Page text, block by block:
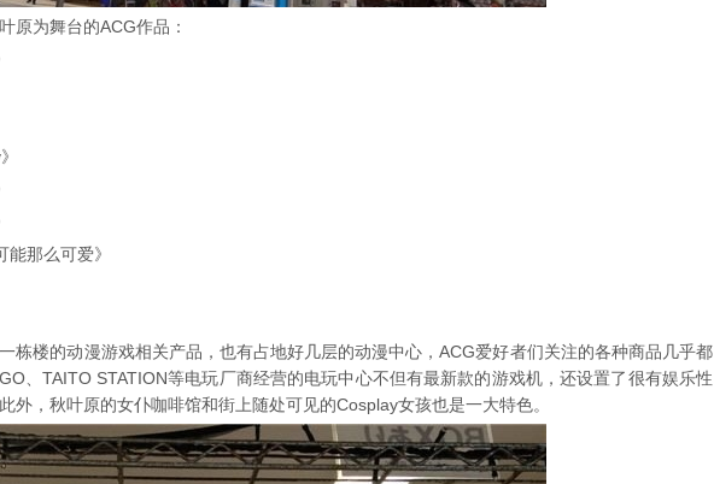
原为舞台的ACG作品：
那么可爱》
栋楼的动漫游戏相关产品，也有占地好几层的动漫中心，ACG爱好者们关注的各种商品几乎都
、TAITO STATION等电玩厂商经营的电玩中心不但有最新款的游戏机，还设置了很有娱乐性
外，秋叶原的女仆咖啡馆和街上随处可见的Cosplay女孩也是一大特色。